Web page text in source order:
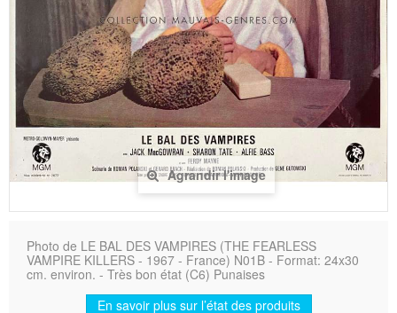
Agrandir l'image
Photo de LE BAL DES VAMPIRES (THE FEARLESS
VAMPIRE KILLERS - 1967 - France) N01B - Format: 24x30
cm. environ. - Très bon état (C6) Punaises
En savoir plus sur l’état des produits